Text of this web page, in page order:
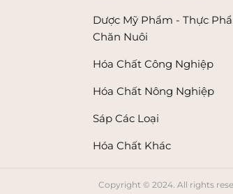
Dược Mỹ Phẩm - Thực
Chăn Nuôi
Hóa Chất Công Nghiệp
Hóa Chất Nông Nghiệp
Sáp Các Loại
Hóa Chất Khác
Copyright © 2024. All rights